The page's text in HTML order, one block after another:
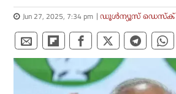
Jun 27, 2025, 7:34 pm ഡൂള്‍ന്യൂസ് ഡെസ്‌ക്